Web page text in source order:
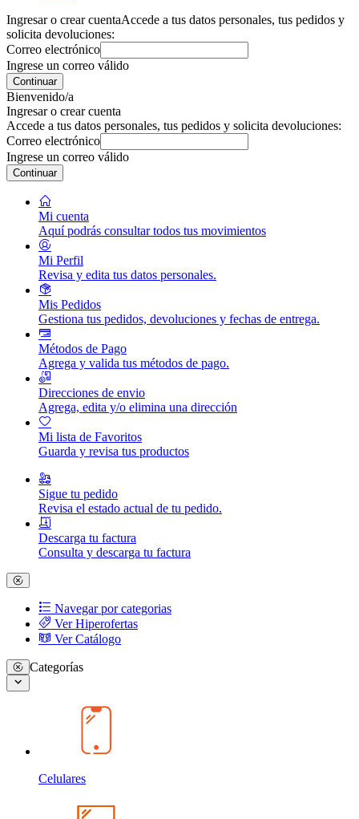
Ingresar o crear cuentaAccede a tus datos personales, tus pedidos y
solicita devoluciones:
Correo electrónico
Ingrese un correo válido
Continuar
Bienvenido/a
Ingresar o crear cuenta
Accede a tus datos personales, tus pedidos y solicita devoluciones:
Correo electrónico
Ingrese un correo válido
Continuar
Mi cuenta
Aquí podrás consultar todos tus movimientos
Mi Perfil
Revisa y edita tus datos personales.
Mis Pedidos
Gestiona tus pedidos, devoluciones y fechas de entrega.
Métodos de Pago
Agrega y valida tus métodos de pago.
Direcciones de envio
Agrega, edita y/o elimina una dirección
Mi lista de Favoritos
Guarda y revisa tus productos
Sigue tu pedido
Revisa el estado actual de tu pedido.
Descarga tu factura
Consulta y descarga tu factura
Navegar por categorias
Ver Hiperofertas
Ver Catálogo
Categorías
Celulares